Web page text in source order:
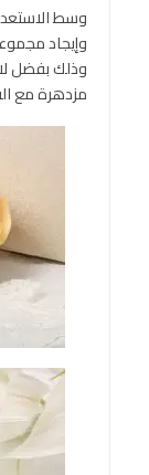
وسط
وإيجاد
وذلك بفضل
مزدهرة مع